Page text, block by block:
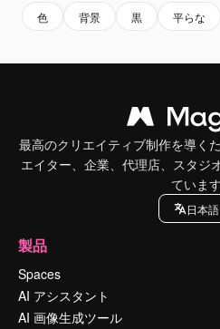
色 背景 黒 平らな
最高のクリエイティブ制作を導く
エイター、企業、代理店、スタジ
ています
日本語
製品
Spaces
AI アシスタント
AI 画像生成ツール